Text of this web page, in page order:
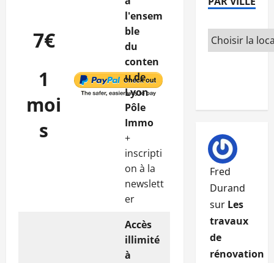
7€
1
moi
s
l'ensem
ble
du
conten
u de
Lyon
Pôle
Immo
+
inscripti
on à la
newslett
er
Accès
illimité
à
Fred
Durand
sur Les
travaux
de
rénovation